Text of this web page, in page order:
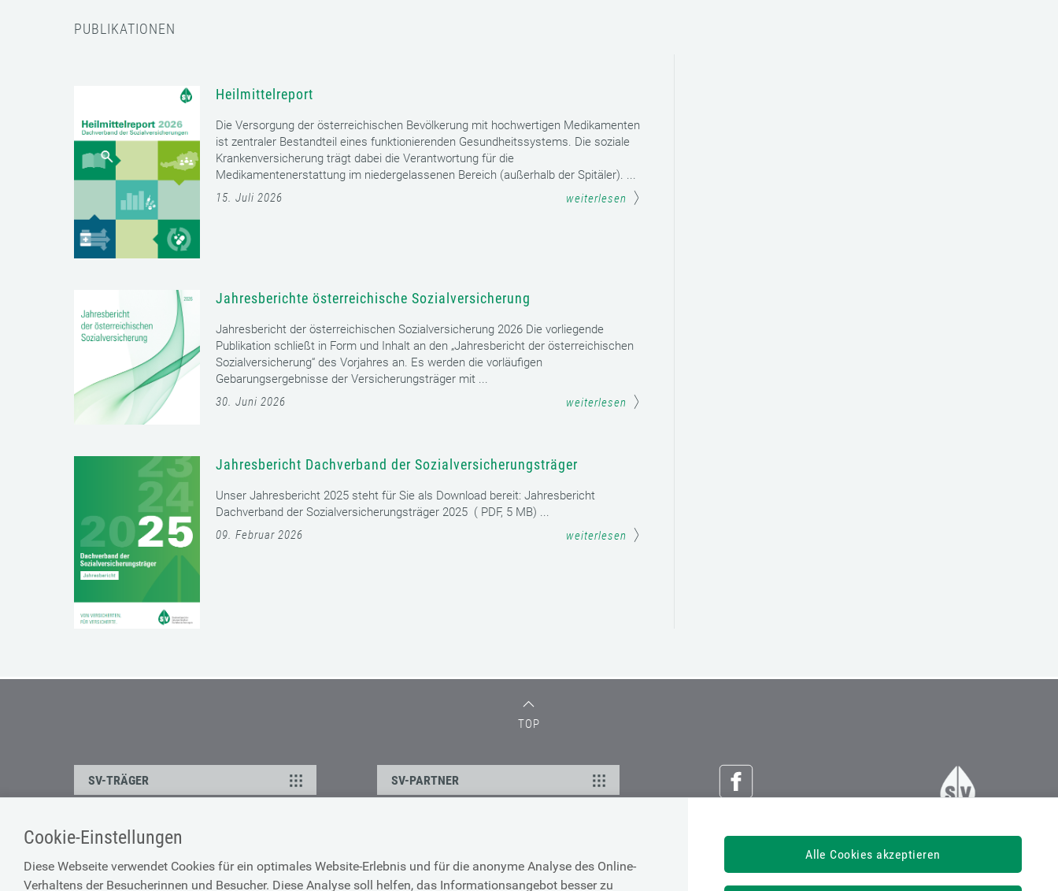
Cookie-Einstellungen
Diese Webseite verwendet Cookies für ein optimales Website-Erlebnis und für die anonyme Analyse des Online-
Verhaltens der Besucherinnen und Besucher. Diese Analyse soll helfen, das Informationsangebot besser zu
Alle Cookies akzeptieren
PUBLIKATIONEN
Heilmittelreport
Die Versorgung der österreichischen Bevölkerung mit hochwertigen Medikamenten
ist zentraler Bestandteil eines funktionierenden Gesundheitssystems. Die soziale
Krankenversicherung trägt dabei die Verantwortung für die
Medikamentenerstattung im niedergelassenen Bereich (außerhalb der Spitäler). ...
15. Juli 2026
weiterlesen
Jahresberichte österreichische Sozialversicherung
Jahresbericht der österreichischen Sozialversicherung 2026 Die vorliegende
Publikation schließt in Form und Inhalt an den „Jahresbericht der österreichischen
Sozialversicherung“ des Vorjahres an. Es werden die vorläufigen
Gebarungsergebnisse der Versicherungsträger mit ...
30. Juni 2026
weiterlesen
Jahresbericht Dachverband der Sozialversicherungsträger
Unser Jahresbericht 2025 steht für Sie als Download bereit: Jahresbericht
Dachverband der Sozialversicherungsträger 2025 ( PDF, 5 MB) ...
09. Februar 2026
weiterlesen
TOP
Österreichische Sozialversicherung
Dachverband der Sozialversicherungsträger
SV-TRÄGER SV-PARTNER
ÜBER UNS
Kontakt
Barrierefreiheitserklärung
Cookie-Erklärung